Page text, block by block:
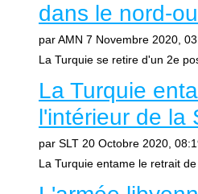
dans le nord-
par AMN 7 Novembre 2020,
La Turquie se retire d'un 2e
La Turquie
l'intérieur de la
par SLT 20 Octobre 2020,
La Turquie entame le retrait